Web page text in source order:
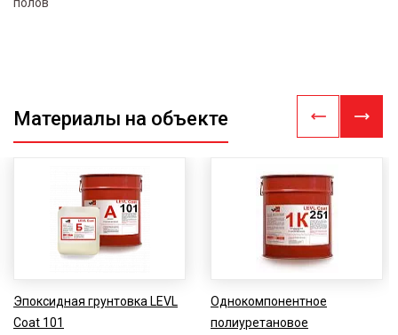
Материалы на объекте
Эпоксидная грунтовка LEVL
Coat 101
Однокомпонентное
полиуретановое